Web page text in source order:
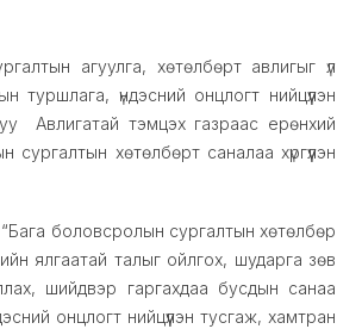
агуулга, хөтөлбөрт авлигыг үл
туршлага, үндэсний онцлогт нийцүүлэн
Авлигатай тэмцэх газраас ерөнхий
хөтөлбөрт саналаа хүргүүлэн
боловсролын сургалтын хөтөлбөр
ялгаатай талыг ойлгох, шударга зөв
шийдвэр гаргахдаа бусдын санаа
онцлогт нийцүүлэн тусгаж, хамтран